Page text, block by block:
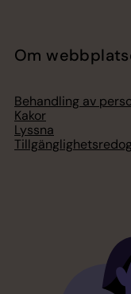
Om
Behandling av
Kakor
Lyssna